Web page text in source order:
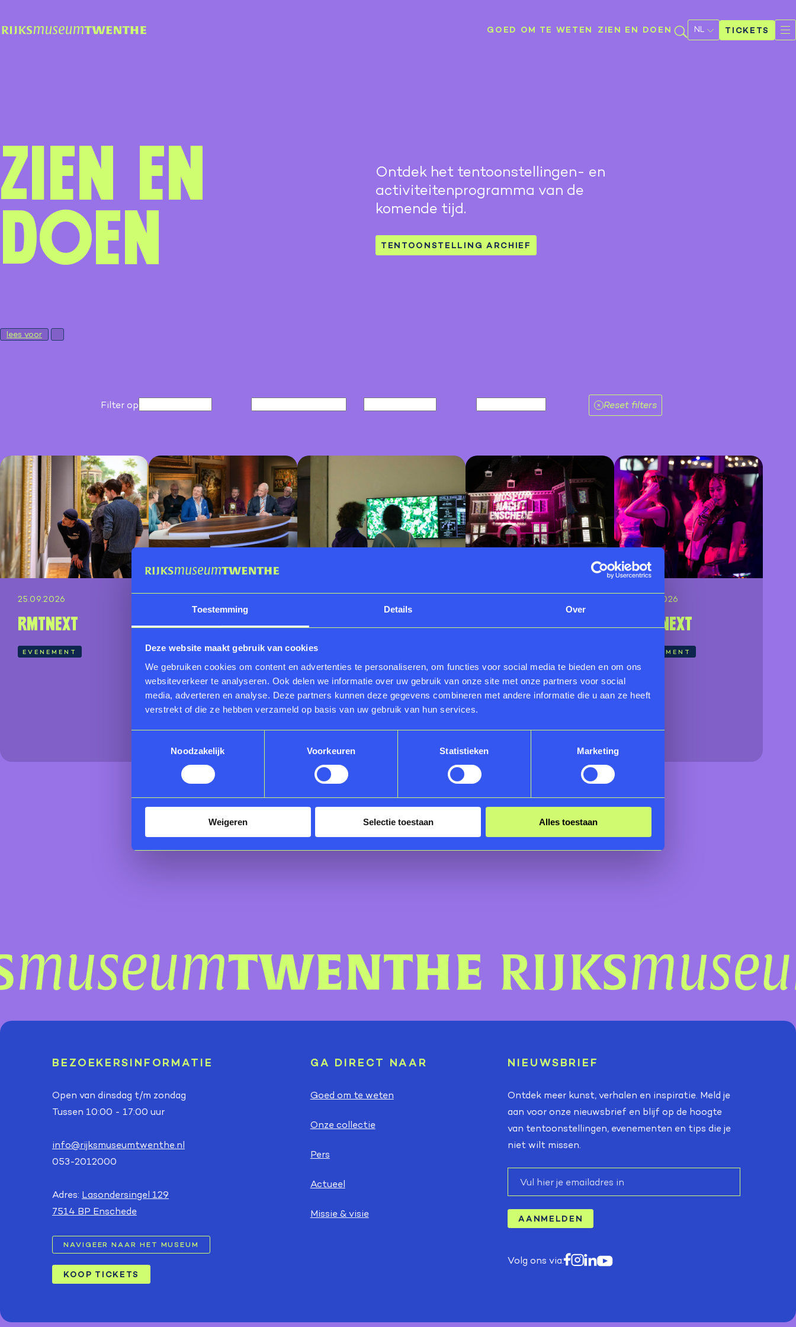
Toestemming Details Over
Deze website maakt gebruik van cookies
We gebruiken cookies om content en advertenties te personaliseren, om functies voor social media te bieden en om ons
websiteverkeer te analyseren. Ook delen we informatie over uw gebruik van onze site met onze partners voor social
media, adverteren en analyse. Deze partners kunnen deze gegevens combineren met andere informatie die u aan ze heeft
verstrekt of die ze hebben verzameld op basis van uw gebruik van hun services.
Noodzakelijk
Voorkeuren Statistieken Marketing
Weigeren Selectie toestaan Alles toestaan
GOED OM TE WETEN ZIEN EN DOEN
Selecteer
een
taal TICKETS
Zien en
doen
Ontdek het tentoonstellingen- en
activiteitenprogramma van de
komende tijd.
TENTOONSTELLING ARCHIEF
lees voor
Filter op Reset filters
25.09.2026
RMTnext
EVENEMENT
Tussen Kunst
en Kitsch
EVENEMENT
Rondleiding:
Tentoonstelling
GOGBOT x RMT
Museumnacht
EVENEMENT
27.11.2026
RMTnext
EVENEMENT
VORIGE 1 2 3
BEZOEKERSINFORMATIE
Open van dinsdag t/m zondag
Tussen 10:00 - 17:00 uur
info@rijksmuseumtwenthe.nl
053-2012000
Adres: Lasondersingel 129
7514 BP Enschede
NAVIGEER NAAR HET MUSEUM
KOOP TICKETS
GA DIRECT NAAR
Goed om te weten
Onze collectie
Pers
Actueel
Missie & visie
NIEUWSBRIEF
Ontdek meer kunst, verhalen en inspiratie. Meld je
aan voor onze nieuwsbrief en blijf op de hoogte
van tentoonstellingen, evenementen en tips die je
niet wilt missen.
AANMELDEN
Volg ons via: